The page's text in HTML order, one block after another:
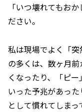
「いつ壊れてもお
ださい。
私は現場でよく「
の多くは、数ヶ月
くなったり、「ピ
いった予兆があっ
として慣れてしま